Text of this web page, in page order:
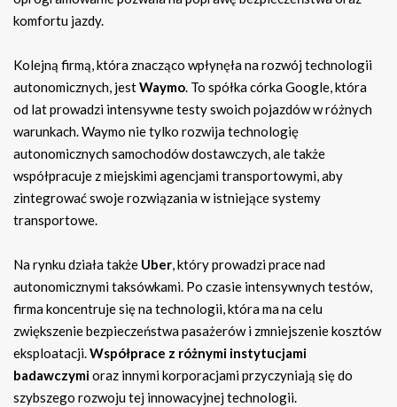
komfortu jazdy.
Kolejną firmą, która znacząco wpłynęła na rozwój technologii
autonomicznych, jestWaymo. To spółka córka Google, która
od lat prowadzi intensywne testy swoich pojazdów w różnych
warunkach. Waymo nie tylko rozwija technologię
autonomicznych samochodów dostawczych, ale także
współpracuje z miejskimi agencjami transportowymi, aby
zintegrować swoje rozwiązania w istniejące systemy
transportowe.
Na rynku działa także Uber, który prowadzi prace nad
autonomicznymi taksówkami. Po czasie intensywnych testów,
firma koncentruje się na technologii, która ma na celu
zwiększenie bezpieczeństwa pasażerów i zmniejszenie kosztów
eksploatacji.Współprace z różnymi instytucjami
badawczymioraz innymi korporacjami przyczyniają się do
szybszego rozwoju tej innowacyjnej technologii.